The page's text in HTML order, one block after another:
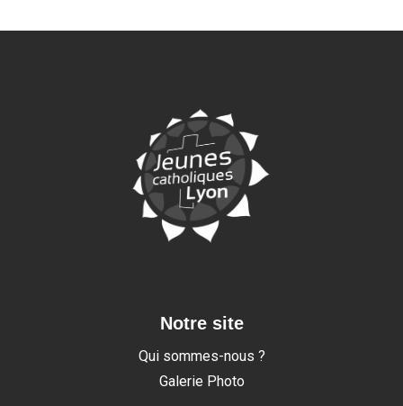
Notre site
Qui sommes-nous ?
Galerie Photo